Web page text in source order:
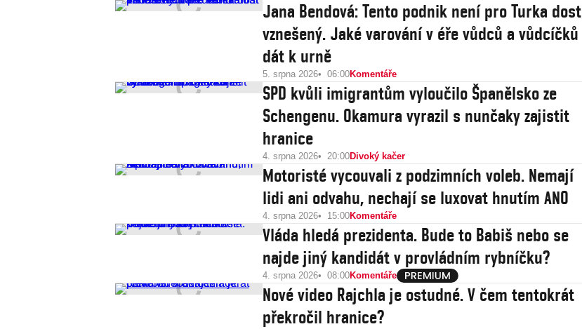
Jana Bendová: Tento podnik není pro Turka dost
vznešený. Jaké varování v éře vůdců a vůdcíčků
dát k urně
5. srpna 2026 06:00Komentáře
SPD kvůli imigrantům vyloučilo Španělsko ze
Schengenu. Okamura vyrazil s nunčaky zajistit
hranice
4. srpna 2026 20:00Divoký kačer
Motoristé vycouvali z podzimních voleb. Nemají
lidi ani odvahu, nechají se luxovat hnutím ANO
4. srpna 2026 15:00Komentáře
Vláda hledá prezidenta. Bude to Babiš nebo se
najde jiný kandidát v provládním rybníčku?
4. srpna 2026 08:00Komentáře
Nové video Rajchla je ostudné. V čem tentokrát
překročil hranice?